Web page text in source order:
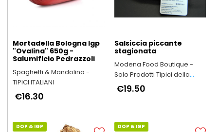
Mortadella Bologna Igp
"Ovalina" 650g -
Salumificio Pedrazzoli
Spaghetti & Mandolino -
TIPICI ITALIANI
€16.30
Salsiccia piccante
stagionata
Modena Food Boutique -
Solo Prodotti Tipici della
Provincia di Modena
€19.50
DOP & IGP DOP & IGP